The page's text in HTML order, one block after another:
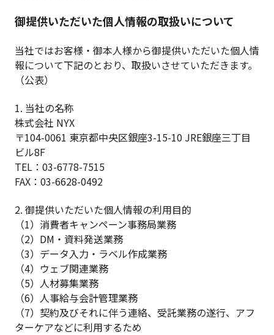
御提供いただいた個人情報の取扱いについて
当社ではお客様・御本人様から御提供いただいた個人情
報について下記のとおり、取扱いさせていただきます。
（公表）
1. 当社の名称
株式会社 NYX
〒104-0061 東京都中央区銀座3-15-10 JRE銀座三丁目
ビル8F
TEL：03-6778-7515
FAX：03-6628-0492
2. 御提供いただいた個人情報の利用目的
（1）消費者キャンペーン事務局業務
（2）DM・資料発送業務
（3）データ入力・ラベル作成業務
（4）ウェブ関連業務
（5）人材募集業務
（6）人事給与会計管理業務
（7）契約及びそれに伴う連絡、受託業務の遂行、アフ
ターケアなどに利用するため